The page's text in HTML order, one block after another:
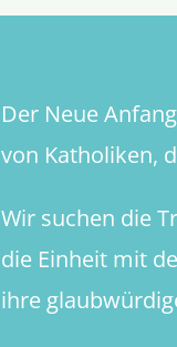
Der Neue
von Katholiken,
Wir suchen die
die Einheit mit
ihre